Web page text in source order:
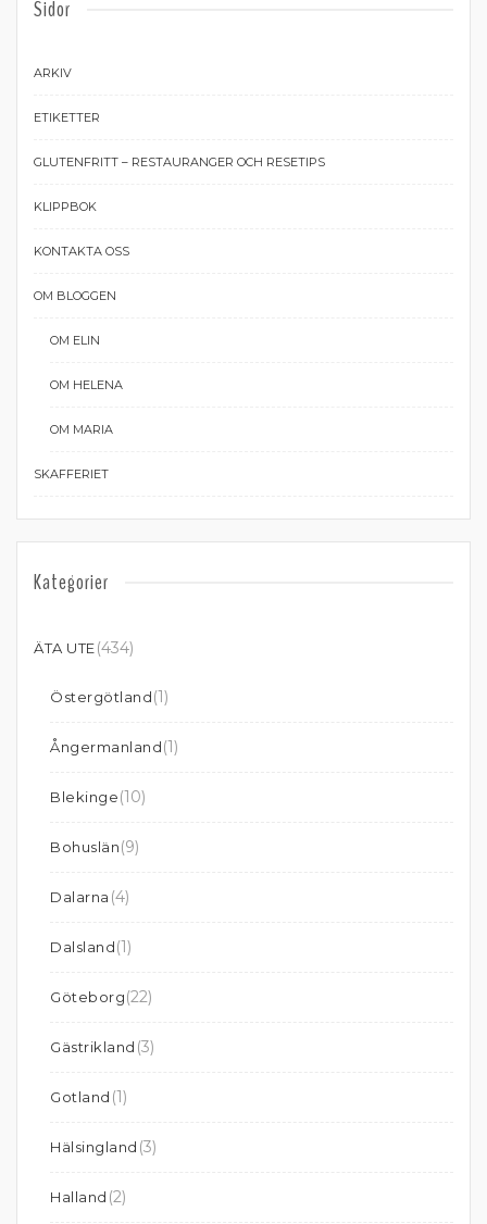
Sidor
ARKIV
ETIKETTER
GLUTENFRITT – RESTAURANGER OCH RESETIPS
KLIPPBOK
KONTAKTA OSS
OM BLOGGEN
OM ELIN
OM HELENA
OM MARIA
SKAFFERIET
Kategorier
ÄTA UTE(434)
Östergötland(1)
Ångermanland(1)
Blekinge(10)
Bohuslän(9)
Dalarna (4)
Dalsland(1)
Göteborg(22)
Gästrikland (3)
Gotland (1)
Hälsingland (3)
Halland (2)